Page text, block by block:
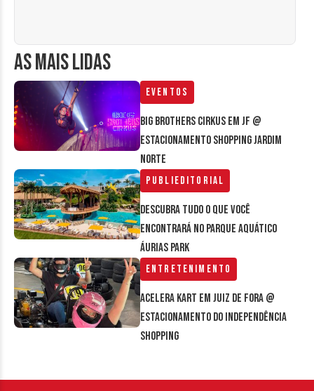
AS MAIS LIDAS
Eventos
Big Brothers Cirkus em JF @
estacionamento Shopping Jardim
Norte
Publieditorial
Descubra tudo o que você
encontrará no parque aquático
Áurias Park
Entretenimento
Acelera Kart em Juiz de Fora @
estacionamento do Independência
Shopping